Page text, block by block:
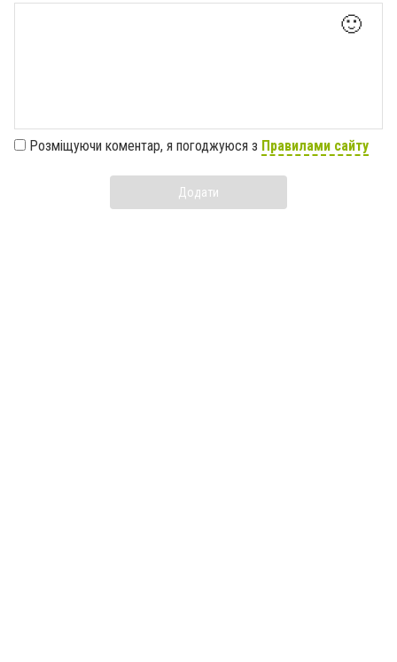
🙂
Розміщуючи коментар, я погоджуюся з Правилами сайту
Додати